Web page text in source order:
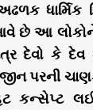
ધાર્મિક
આવે છે આ
દેવો કે
પરની
કન્સેપ્ટ